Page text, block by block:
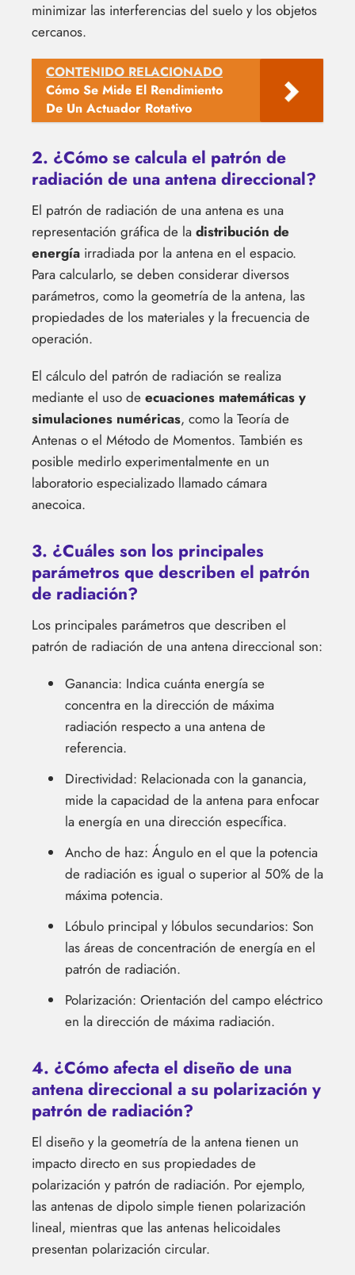
minimizar las interferencias del suelo y los objetos
cercanos.
CONTENIDO RELACIONADO
Cómo Se Mide El Rendimiento
De Un Actuador Rotativo
2. ¿Cómo se calcula el patrón de
radiación de una antena direccional?
El patrón de radiación de una antena es una
representación gráfica de la distribución de
energía irradiada por la antena en el espacio.
Para calcularlo, se deben considerar diversos
parámetros, como la geometría de la antena, las
propiedades de los materiales y la frecuencia de
operación.
El cálculo del patrón de radiación se realiza
mediante el uso de ecuaciones matemáticas y
simulaciones numéricas, como la Teoría de
Antenas o el Método de Momentos. También es
posible medirlo experimentalmente en un
laboratorio especializado llamado cámara
anecoica.
3. ¿Cuáles son los principales
parámetros que describen el patrón
de radiación?
Los principales parámetros que describen el
patrón de radiación de una antena direccional son:
Ganancia: Indica cuánta energía se
concentra en la dirección de máxima
radiación respecto a una antena de
referencia.
Directividad: Relacionada con la ganancia,
mide la capacidad de la antena para enfocar
la energía en una dirección específica.
Ancho de haz: Ángulo en el que la potencia
de radiación es igual o superior al 50% de la
máxima potencia.
Lóbulo principal y lóbulos secundarios: Son
las áreas de concentración de energía en el
patrón de radiación.
Polarización: Orientación del campo eléctrico
en la dirección de máxima radiación.
4. ¿Cómo afecta el diseño de una
antena direccional a su polarización y
patrón de radiación?
El diseño y la geometría de la antena tienen un
impacto directo en sus propiedades de
polarización y patrón de radiación. Por ejemplo,
las antenas de dipolo simple tienen polarización
lineal, mientras que las antenas helicoidales
presentan polarización circular.